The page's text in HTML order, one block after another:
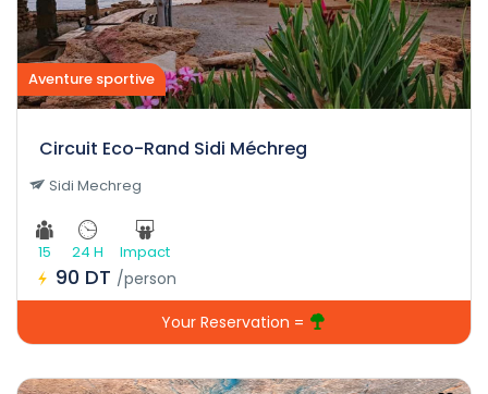
Aventure sportive
Circuit Eco-Rand Sidi Méchreg
Sidi Mechreg
15 24 H Impact
90 DT /person
Your Reservation =